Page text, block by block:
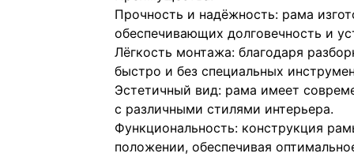
Прочность и надёжность: рама
обеспечивающих долговечность и
Лёгкость монтажа: благодаря
быстро и без специальных
Эстетичный вид: рама имеет
с различными стилями интерьера.
Функциональность: конструкция
положении, обеспечивая